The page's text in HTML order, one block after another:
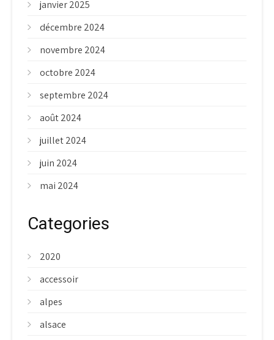
janvier 2025
décembre 2024
novembre 2024
octobre 2024
septembre 2024
août 2024
juillet 2024
juin 2024
mai 2024
Categories
2020
accessoir
alpes
alsace